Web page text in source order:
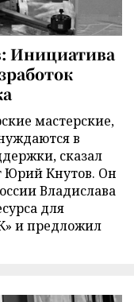
Инициатива
мастерские,
в
сказал
Юрий Кнутов. Он
Владислава
для
и предложил